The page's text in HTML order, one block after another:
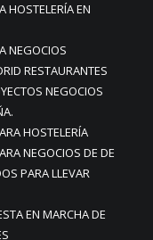
HOSTELERÍA EN
NEGOCIOS
RESTAURANTES
NEGOCIOS
HOSTELERÍA
NEGOCIOS DE DE
PARA LLEVAR
EN MARCHA DE